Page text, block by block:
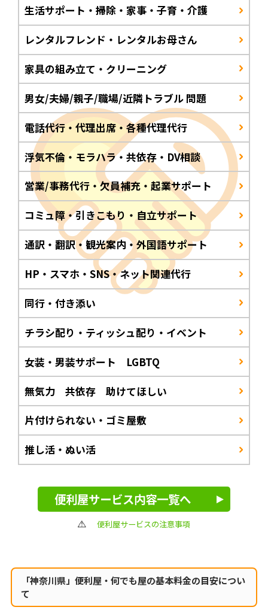
生活サポート・掃除・家事・子育・介護
レンタルフレンド・レンタルお母さん
家具の組み立て・クリーニング
男女/夫婦/親子/職場/近隣トラブル 問題
電話代行・代理出席・各種代理代行
浮気不倫・モラハラ・共依存・DV相談
営業/事務代行・欠員補充・起業サポート
コミュ障・引きこもり・自立サポート
通訳・翻訳・観光案内・外国語サポート
HP・スマホ・SNS・ネット関連代行
同行・付き添い
チラシ配り・ティッシュ配り・イベント
女装・男装サポート LGBTQ
無気力 共依存 助けてほしい
片付けられない・ゴミ屋敷
推し活・ぬい活
便利屋サービス内容一覧へ
便利屋サービスの注意事項
「神奈川県」便利屋・何でも屋の基本料金の目安につい
て